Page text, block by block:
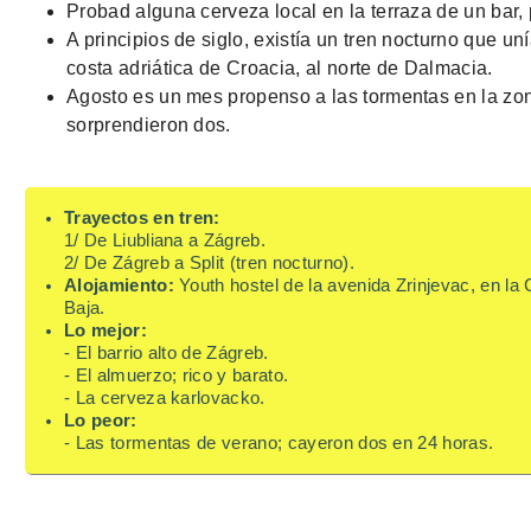
Probad alguna cerveza local en la terraza de un
A principios de siglo, existía un tren nocturno que
costa adriática de Croacia, al norte de Dalmacia.
Agosto es un mes propenso a las tormentas en la
sorprendieron dos.
Trayectos en tren:
1/ De Liubliana a Zágreb.
2/ De Zágreb a Split (tren nocturno).
Alojamiento: Youth hostel de la avenida Zrinjevac, en la
Baja.
Lo mejor:
- El barrio alto de Zágreb.
- El almuerzo; rico y barato.
- La cerveza karlovacko.
Lo peor:
- Las tormentas de verano; cayeron dos en 24 horas.